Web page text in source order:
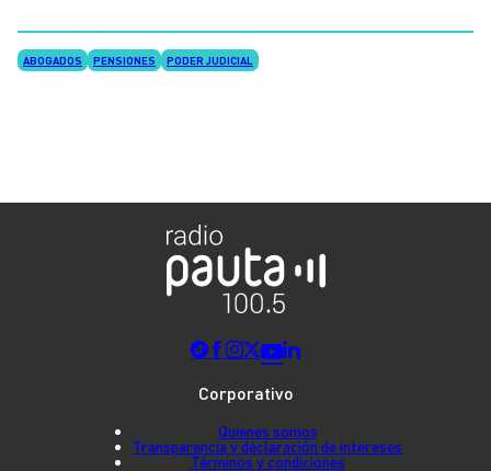
ABOGADOS PENSIONES PODER JUDICIAL
Corporativo
Quienes somos
Transparencia y declaración de intereses
Términos y condiciones